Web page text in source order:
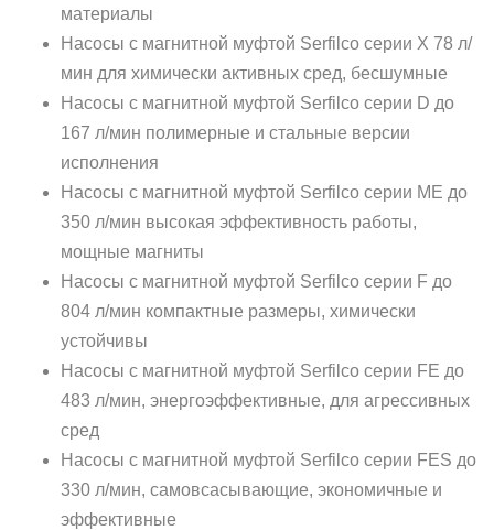
материалы
Насосы с магнитной муфтой Serfilco серии X 78 л/
мин для химически активных сред, бесшумные
Насосы с магнитной муфтой Serfilco серии D до
167 л/мин полимерные и стальные версии
исполнения
Насосы с магнитной муфтой Serfilco серии ME до
350 л/мин высокая эффективность работы,
мощные магниты
Насосы с магнитной муфтой Serfilco серии F до
804 л/мин компактные размеры, химически
устойчивы
Насосы с магнитной муфтой Serfilco серии FE до
483 л/мин, энергоэффективные, для агрессивных
сред
Насосы с магнитной муфтой Serfilco серии FES до
330 л/мин, самовсасывающие, экономичные и
эффективные